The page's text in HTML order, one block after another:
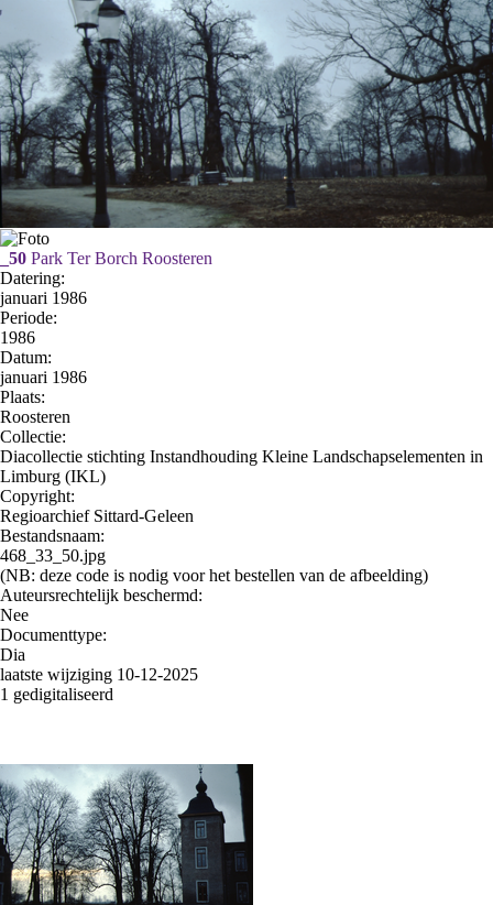
_50 Park Ter Borch Roosteren
Datering:
januari 1986
Periode:
1986
Datum:
januari 1986
Plaats:
Roosteren
Collectie:
Diacollectie stichting Instandhouding Kleine Landschapselementen in
Limburg (IKL)
Copyright:
Regioarchief Sittard-Geleen
Bestandsnaam:
468_33_50.jpg
(NB: deze code is nodig voor het bestellen van de afbeelding)
Auteursrechtelijk beschermd:
Nee
Documenttype:
Dia
laatste wijziging 10-12-2025
1 gedigitaliseerd